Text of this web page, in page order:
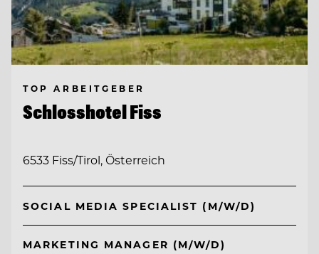
TOP ARBEITGEBER
Schlosshotel Fiss
6533 Fiss/Tirol, Österreich
SOCIAL MEDIA SPECIALIST (M/W/D)
MARKETING MANAGER (M/W/D)